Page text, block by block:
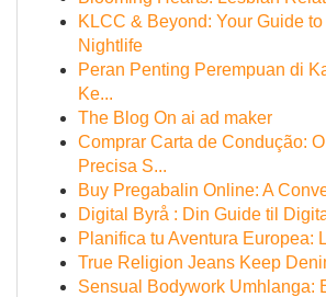
KLCC & Beyond: Your Guide
Nightlife
Peran Penting Perempuan di
Ke...
The Blog On ai ad maker
Comprar Carta de Condução:
Precisa S...
Buy Pregabalin Online: A
Digital Byrå : Din Guide til
Planifica tu Aventura Europea:
True Religion Jeans Keep
Sensual Bodywork Umhlanga: